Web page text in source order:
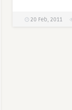
20 Feb, 2011